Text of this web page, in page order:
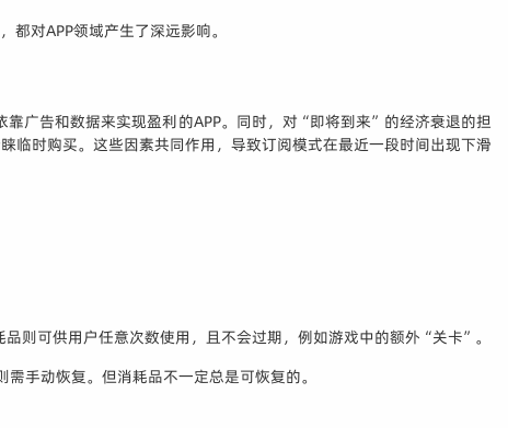
对APP领域产生了深远影响。
广告和数据来实现盈利的APP。同时，对“即将到来”的经济衰退的担
临时购买。这些因素共同作用，导致订阅模式在最近一段时间出现下滑
则可供用户任意次数使用，且不会过期，例如游戏中的额外“关卡”。
手动恢复。但消耗品不一定总是可恢复的。